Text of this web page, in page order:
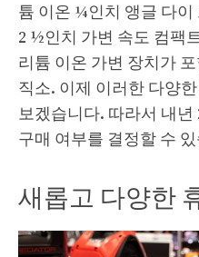
튬 이온 ¼인치 앵글 다이
2 ½인치 가변 속도 컴팩
리튬 이온 가변 장치가
직소. 이제 이러한 다양
보겠습니다. 따라서 내년
구매 여부를 결정할 수
새롭고 다양한